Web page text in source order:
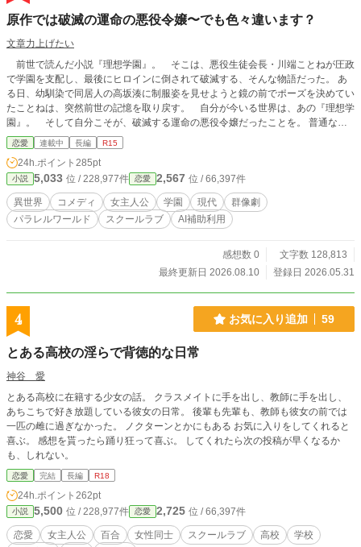
原作では破滅の運命の悪役令嬢〜でも色々違います？
文章力上げたい
前世で読んだ小説『理想学園』。 そこは、悪役生徒会長・川端ことねが圧政
で学園を支配し、最後にヒロインに倒されて破滅する、そんな物語だった。 あ
る日、幼馴染で同居人の高坂湊に制服姿を見せようと鏡の前でポーズを決めてい
たことねは、突然前世の記憶を取り戻す。 自分が今いる世界は、あの『理想学
園』。 そして自分こそが、破滅する運命の悪役令嬢だったことを。 普通なら
絶望するところだが、ことねの反応は違った。 「うん、大丈夫！ なんとかな
るよね〜」 彼女はとても能天気だった。 何より隣には、原作では自分に虐
げられていたはずの湊が、甘くて優しい幼馴染としていてくれる。破滅ルート？
そんなもの、湊と一緒にのんびり学園生活を送っていれば関係ない。 そんな
ことねの前に現れたのが、原作ヒロイン桐原彩乃。「湊を救い出し、学園を解放
する」という使命感に燃える彼女は、原作知識を振りかざしてことねに宣戦布告
を仕掛けてくる。 だが、ことねは気づいていた。彩乃もまた、自分と同じ前世
彩乃に会っていて。 「覚えてないんだ。でも、今日からまたよろしくね、彩乃
ちゃん！」 原作の筋書きを彩乃以上に知りながら、それを気にしない悪役令
幼馴染・高坂湊と、クラス委員長・倉石瑞稀や転校生でことねの側近・櫻井美
羽。 そんなことねの「理想」は、たったひとつ。 大好きな湊と、平和で甘い
毎日を過ごすこと。 破滅フラグなんて、恋する乙女の前では無力だよ！ で
も、そんなことねには、湊にも秘密にしていることがあってーー
恋愛 連載中 長編 R15
24h.ポイント 285pt
小説 5,033 位 / 228,977件 恋愛 2,567 位 / 66,397件
異世界 コメディ 女主人公 学園 現代
群像劇
パラレルワールド
スクールラブ AI補助利用
感想数 0
文字数 128,813
最終更新日 2026.08.10
登録日 2026.05.31
4 お気に入り追加 59
とある高校の淫らで背徳的な日常
神谷 愛
とある高校に在籍する少女の話。 クラスメイトに手を出し、教師に手を出し、
あちこちで好き放題している彼女の日常。 後輩も先輩も、教師も彼女の前では
一匹の雌に過ぎなかった。 ノクターンとかにもある お気に入りをしてくれると
喜ぶ。 感想を貰ったら踊り狂って喜ぶ。 してくれたら次の投稿が早くなるか
も、しれない。
恋愛 完結 長編 R18
24h.ポイント 262pt
小説 5,500 位 / 228,977件 恋愛 2,725 位 / 66,397件
恋愛 女主人公 百合 女性同士 スクールラブ 高校
学校